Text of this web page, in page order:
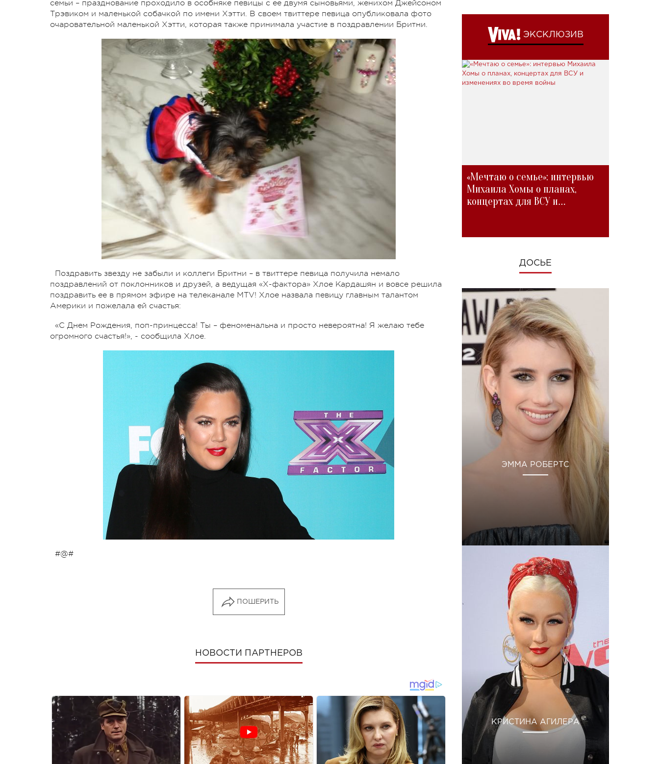
семьи – празднование проходило в особняке певицы с ее двумя сыновьями, женихом Джейсоном
Трэвиком и маленькой собачкой по имени Хэтти. В своем твиттере певица опубликовала фото
очаровательной маленькой Хэтти, которая также принимала участие в поздравлении Бритни.
Поздравить звезду не забыли и коллеги Бритни – в твиттере певица получила немало
поздравлений от поклонников и друзей, а ведущая «Х-фактора» Хлое Кардашян и вовсе решила
поздравить ее в прямом эфире на телеканале MTV! Хлое назвала певицу главным талантом
Америки и пожелала ей счастья:
«С Днем Рождения, поп-принцесса! Ты – феноменальна и просто невероятна! Я желаю тебе
огромного счастья!», - сообщила Хлое.
#@#
ПОШЕРИТЬ
НОВОСТИ ПАРТНЕРОВ
ЭКСКЛЮЗИВ
«Мечтаю о семье»: интервью
Михаила Хомы о планах,
концертах для ВСУ и
ДОСЬЕ
ЭММА РОБЕРТС
КРИСТИНА АГИЛЕРА